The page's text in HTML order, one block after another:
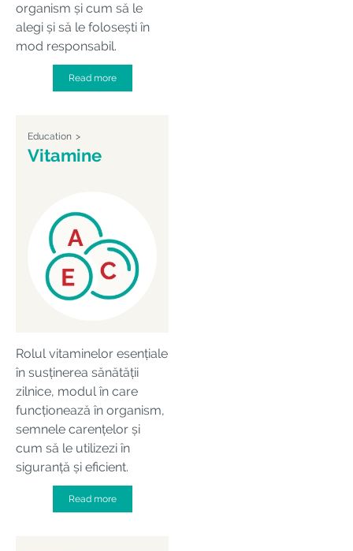
organism și cum să le
alegi și să le folosești în
mod responsabil.
Read more
Education
Vitamine
Rolul vitaminelor esențiale
în susținerea sănătății
zilnice, modul în care
funcționează în organism,
semnele carențelor și
cum să le utilizezi în
siguranță și eficient.
Read more